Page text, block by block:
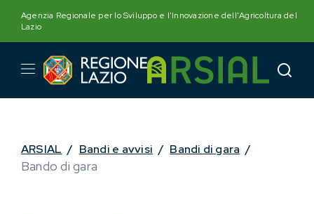
content
Agenzia Regionale per lo Sviluppo e l'Innovazione dell'Agricoltura del
Lazio
ARSIAL / Bandi e avvisi / Bandi di gara /
Bando di gara